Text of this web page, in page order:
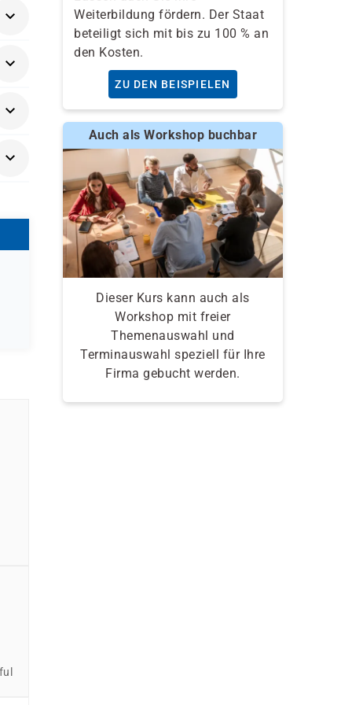
Weiterbildung fördern. Der Staat
beteiligt sich mit bis zu 100 % an
den Kosten.
ZU DEN BEISPIELEN
Auch als Workshop buchbar
Dieser Kurs kann auch als
Workshop mit freier
Themenauswahl und
Terminauswahl speziell für Ihre
Firma gebucht werden.